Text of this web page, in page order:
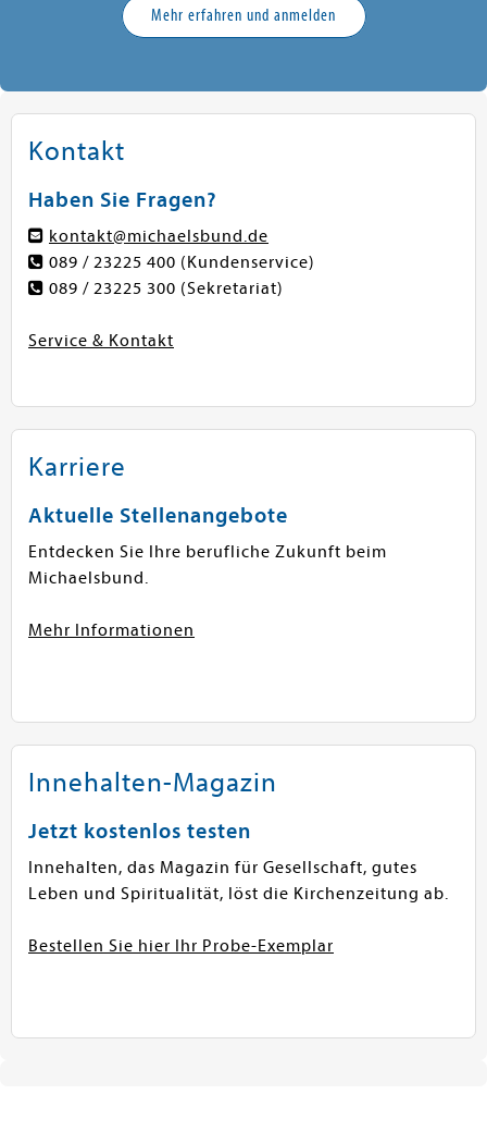
Mehr erfahren und anmelden
Kontakt
Haben Sie Fragen?
kontakt@michaelsbund.de
089 / 23225 400 (Kundenservice)
089 / 23225 300 (Sekretariat)
Service & Kontakt
Karriere
Aktuelle Stellenangebote
Entdecken Sie Ihre berufliche Zukunft beim
Michaelsbund.
Mehr Informationen
Innehalten-Magazin
Jetzt kostenlos testen
Innehalten, das Magazin für Gesellschaft, gutes
Leben und Spiritualität, löst die Kirchenzeitung ab.
Bestellen Sie hier Ihr Probe-Exemplar